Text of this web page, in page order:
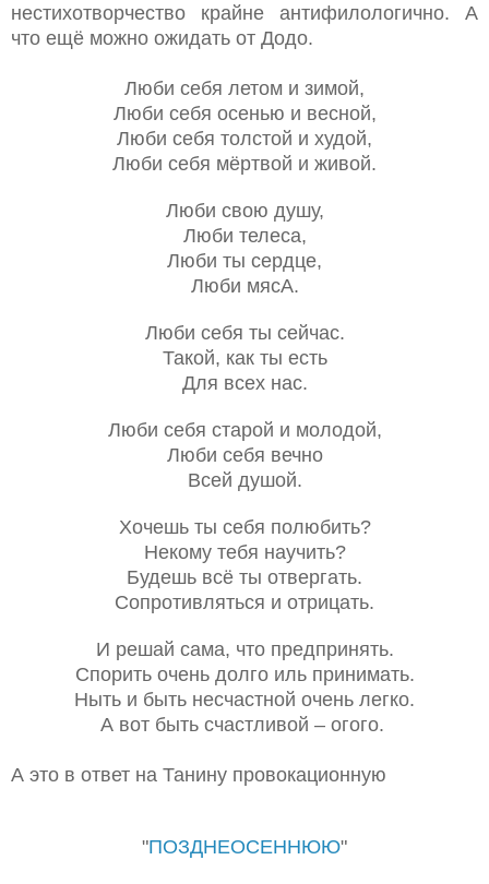
нестихотворчество крайне антифилологично. А
что ещё можно ожидать от Додо.
Люби себя летом и зимой,
Люби себя осенью и весной,
Люби себя толстой и худой,
Люби себя мёртвой и живой.
Люби свою душу,
Люби телеса,
Люби ты сердце,
Люби мясА.
Люби себя ты сейчас.
Такой, как ты есть
Для всех нас.
Люби себя старой и молодой,
Люби себя вечно
Всей душой.
Хочешь ты себя полюбить?
Некому тебя научить?
Будешь всё ты отвергать.
Сопротивляться и отрицать.
И решай сама, что предпринять.
Спорить очень долго иль принимать.
Ныть и быть несчастной очень легко.
А вот быть счастливой – огого.
А это в ответ на Танину провокационную
"ПОЗДНЕОСЕННЮЮ"